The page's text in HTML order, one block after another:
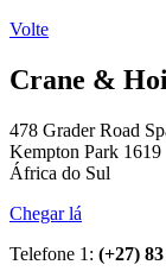
Volte
Crane &
478 Grader Road
Kempton Park 1619
África do Sul
Chegar lá
Telefone 1: (+27)